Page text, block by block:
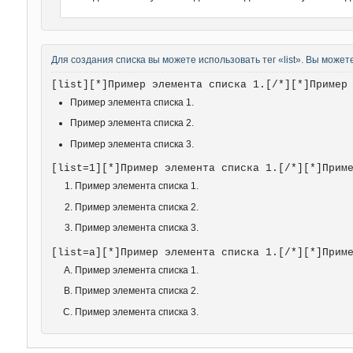
Для создания списка вы можете использовать тег «list». Вы
[list][*]Пример элемента списка 1.[/
Пример элемента списка 1.
Пример элемента списка 2.
Пример элемента списка 3.
[list=1][*]Пример элемента списка 1.[/
Пример элемента списка 1.
Пример элемента списка 2.
Пример элемента списка 3.
[list=a][*]Пример элемента списка 1.[/
Пример элемента списка 1.
Пример элемента списка 2.
Пример элемента списка 3.